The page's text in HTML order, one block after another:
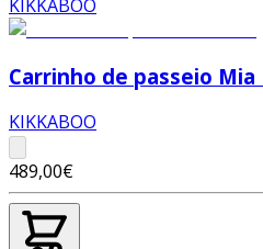
Carrinho de passeio Mia
KIKKABOO
489,00€